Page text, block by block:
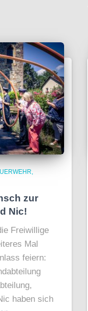
zur
Nic!
Freiwillige
Mal
feiern:
haben sich